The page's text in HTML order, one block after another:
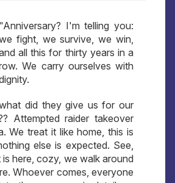
"Anniversary? I'm telling you:
fight, we survive, we win,
all this for thirty years in a
We carry ourselves with
did they give us for our
Attempted raider takeover
We treat it like home, this is
else is expected. See,
here, cozy, we walk around
Whoever comes, everyone